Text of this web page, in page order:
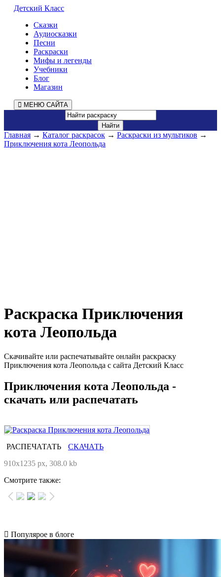
Детский Класс
Сказки
Аудиосказки
Песни
Раскраски
Мифы и легенды
Учебники
Блог
Магазин
МЕНЮ САЙТА
Главная → Каталог раскрасок → Раскраски из мультиков →
Приключения кота Леопольда
Раскраска Приключения
кота Леопольда
Скачивайте или распечатывайте онлайн раскраску
Приключения кота Леопольда с сайта Детский Класс
Приключения кота Леопольда -
скачать или распечатать
РАСПЕЧАТАТЬ
СКАЧАТЬ
910x1235 px, 308.0 kb
Смотрите также:
Популярое в блоге